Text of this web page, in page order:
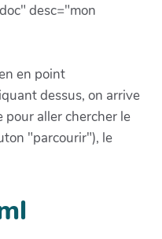
desc="mon
en point
dessus, on arrive
pour aller chercher le
"parcourir"), le